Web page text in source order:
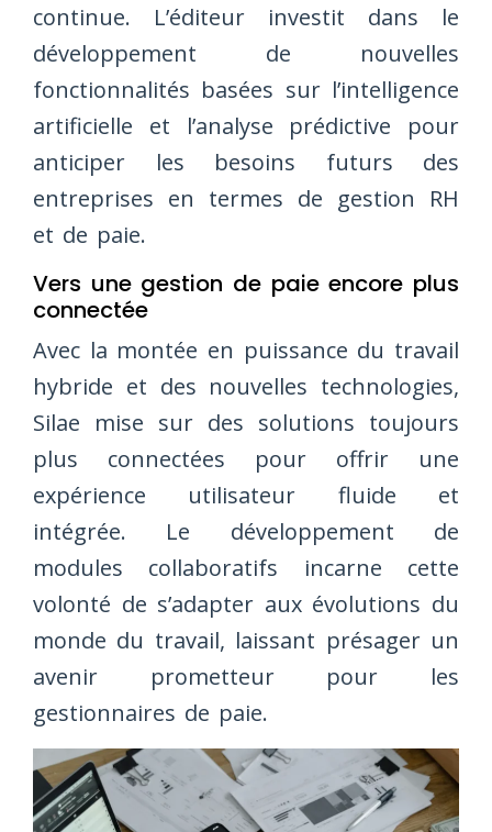
continue. L’éditeur investit dans le
développement de nouvelles
fonctionnalités basées sur l’intelligence
artificielle et l’analyse prédictive pour
anticiper les besoins futurs des
entreprises en termes de gestion RH
et de paie.
Vers une gestion de paie encore plus
connectée
Avec la montée en puissance du travail
hybride et des nouvelles technologies,
Silae mise sur des solutions toujours
plus connectées pour offrir une
expérience utilisateur fluide et
intégrée. Le développement de
modules collaboratifs incarne cette
volonté de s’adapter aux évolutions du
monde du travail, laissant présager un
avenir prometteur pour les
gestionnaires de paie.